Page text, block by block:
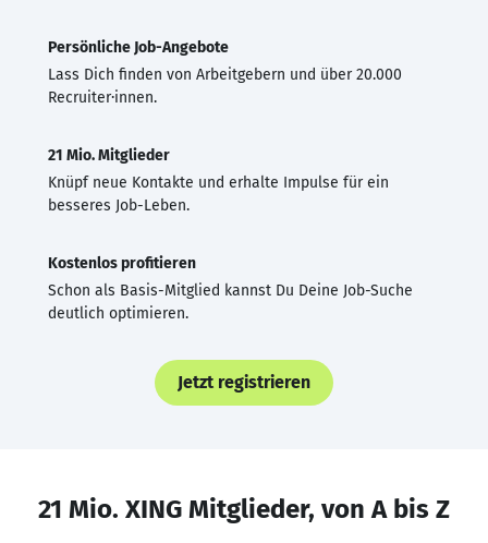
Persönliche Job-Angebote
Lass Dich finden von Arbeitgebern und über 20.000
Recruiter·innen.
21 Mio. Mitglieder
Knüpf neue Kontakte und erhalte Impulse für ein
besseres Job-Leben.
Kostenlos profitieren
Schon als Basis-Mitglied kannst Du Deine Job-Suche
deutlich optimieren.
Jetzt registrieren
21 Mio. XING Mitglieder, von A bis Z